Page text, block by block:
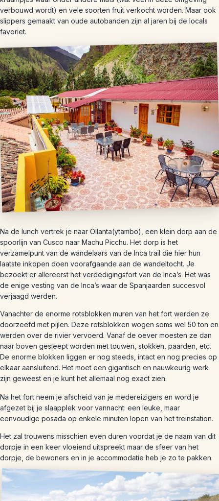
verbouwd wordt) en vele soorten fruit verkocht worden. Maar ook
slippers gemaakt van oude autobanden zijn al jaren bij de locals
favoriet.
Na de lunch vertrek je naar Ollanta(ytambo), een klein dorp aan de
spoorlijn van Cusco naar Machu Picchu. Het dorp is het
verzamelpunt van de wandelaars van de Inca trail die hier hun
laatste inkopen doen voorafgaande aan de wandeltocht. Je
bezoekt er allereerst het verdedigingsfort van de Inca’s. Het was
de enige vesting van de Inca’s waar de Spanjaarden succesvol
verjaagd werden.
Vanachter de enorme rotsblokken muren van het fort werden ze
doorzeefd met pijlen. Deze rotsblokken wogen soms wel 50 ton en
werden over de rivier vervoerd. Vanaf de oever moesten ze dan
naar boven gesleept worden met touwen, stokken, paarden, etc.
De enorme blokken liggen er nog steeds, intact en nog precies op
elkaar aansluitend. Het moet een gigantisch en nauwkeurig werk
zijn geweest en je kunt het allemaal nog exact zien.
Na het fort neem je afscheid van je medereizigers en word je
afgezet bij je slaapplek voor vannacht: een leuke, maar
eenvoudige posada op enkele minuten lopen van het treinstation.
Het zal trouwens misschien even duren voordat je de naam van dit
dorpje in een keer vloeiend uitspreekt maar de sfeer van het
dorpje, de bewoners en in je accommodatie heb je zo te pakken.